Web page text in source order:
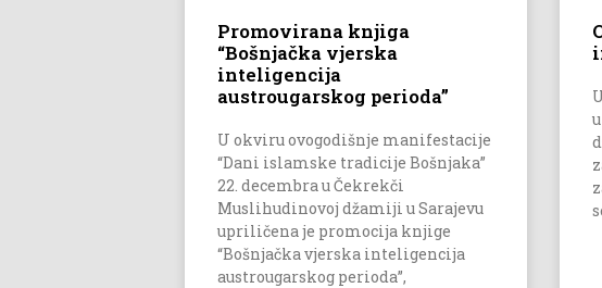
Promovirana knjiga
“Bošnjačka vjerska
inteligencija
austrougarskog perioda”
U okviru ovogodišnje manifestacije
“Dani islamske tradicije Bošnjaka”
22. decembra u Čekrekči
Muslihudinovoj džamiji u Sarajevu
upriličena je promocija knjige
“Bošnjačka vjerska inteligencija
austrougarskog perioda”,